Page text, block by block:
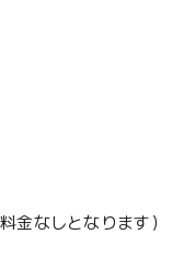
金なしとなります）